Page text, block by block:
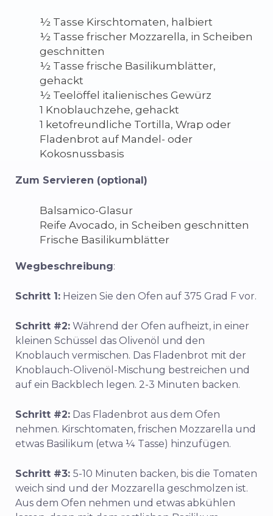
½ Tasse Kirschtomaten, halbiert
½ Tasse frischer Mozzarella, in Scheiben
geschnitten
½ Tasse frische Basilikumblätter,
gehackt
½ Teelöffel italienisches Gewürz
1 Knoblauchzehe, gehackt
1 ketofreundliche Tortilla, Wrap oder
Fladenbrot auf Mandel- oder
Kokosnussbasis
Zum Servieren (optional)
Balsamico-Glasur
Reife Avocado, in Scheiben geschnitten
Frische Basilikumblätter
Wegbeschreibung:
Schritt 1: Heizen Sie den Ofen auf 375 Grad F vor.
Schritt #2: Während der Ofen aufheizt, in einer
kleinen Schüssel das Olivenöl und den
Knoblauch vermischen. Das Fladenbrot mit der
Knoblauch-Olivenöl-Mischung bestreichen und
auf ein Backblech legen. 2-3 Minuten backen.
Schritt #2: Das Fladenbrot aus dem Ofen
nehmen. Kirschtomaten, frischen Mozzarella und
etwas Basilikum (etwa ¼ Tasse) hinzufügen.
Schritt #3: 5-10 Minuten backen, bis die Tomaten
weich sind und der Mozzarella geschmolzen ist.
Aus dem Ofen nehmen und etwas abkühlen